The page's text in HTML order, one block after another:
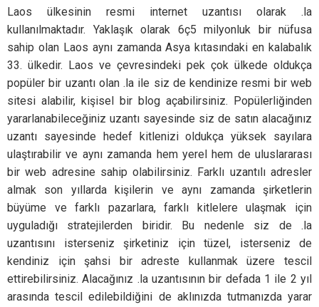
Laos ülkesinin resmi internet uzantısı olarak .la
kullanılmaktadır. Yaklaşık olarak 6ç5 milyonluk bir nüfusa
sahip olan Laos aynı zamanda Asya kıtasındaki en kalabalık
33. ülkedir. Laos ve çevresindeki pek çok ülkede oldukça
popüler bir uzantı olan .la ile siz de kendinize resmi bir web
sitesi alabilir, kişisel bir blog açabilirsiniz. Popülerliğinden
yararlanabileceğiniz uzantı sayesinde siz de satın alacağınız
uzantı sayesinde hedef kitlenizi oldukça yüksek sayılara
ulaştırabilir ve aynı zamanda hem yerel hem de uluslararası
bir web adresine sahip olabilirsiniz. Farklı uzantılı adresler
almak son yıllarda kişilerin ve aynı zamanda şirketlerin
büyüme ve farklı pazarlara, farklı kitlelere ulaşmak için
uyguladığı stratejilerden biridir. Bu nedenle siz de .la
uzantısını isterseniz şirketiniz için tüzel, isterseniz de
kendiniz için şahsi bir adreste kullanmak üzere tescil
ettirebilirsiniz. Alacağınız .la uzantısının bir defada 1 ile 2 yıl
arasında tescil edilebildiğini de aklınızda tutmanızda yarar